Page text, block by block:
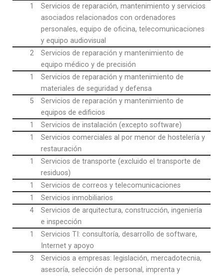
1
Servicios de reparación, mantenimiento y servicios
asociados relacionados con ordenadores
personales, equipo de oficina, telecomunicaciones
y equipo audiovisual
2
Servicios de reparación y mantenimiento de
equipo médico y de precisión
1
Servicios de reparación y mantenimiento de
materiales de seguridad y defensa
5
Servicios de reparación y mantenimiento de
equipos de edificios
1
Servicios de instalación (excepto software)
1
Servicios comerciales al por menor de hostelería y
restauración
1
Servicios de transporte (excluido el transporte de
residuos)
1
Servicios de correos y telecomunicaciones
1
Servicios inmobiliarios
4
Servicios de arquitectura, construcción, ingeniería
e inspección
1
Servicios TI: consultoría, desarrollo de software,
Internet y apoyo
3
Servicios a empresas: legislación, mercadotecnia,
asesoría, selección de personal, imprenta y